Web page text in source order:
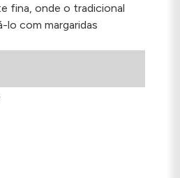
fina, onde o tradicional
lo com margaridas